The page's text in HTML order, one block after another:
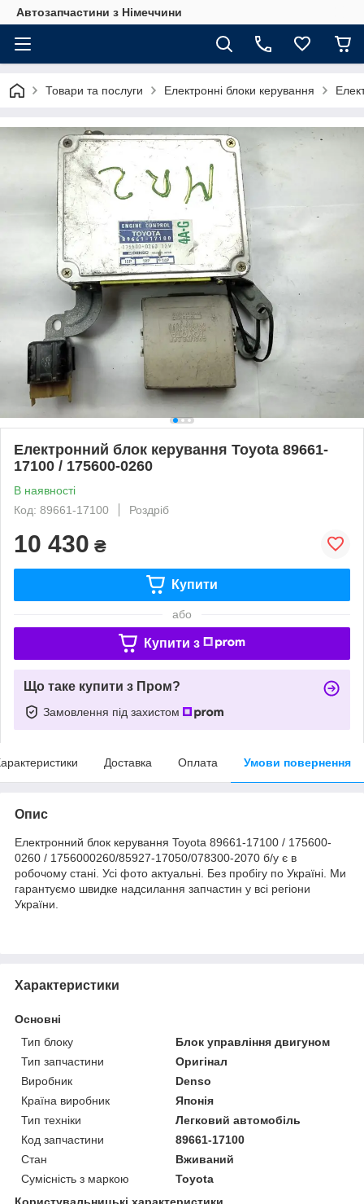
Автозапчастини з Німеччини
Товари та послуги Електронні блоки керування
Електронний блок керування Toyota 89661-
17100 / 175600-0260
В наявності
Код: 89661-17100
Роздріб
10 430 ₴
Купити
або
Купити з
Що таке купити з Пром?
Замовлення під захистом
Доставка Оплата Умови повернення
Опис
Електронний блок керування Toyota 89661-17100 / 175600-
0260 / 1756000260/85927-17050/078300-2070 б/у є в
робочому стані. Усі фото актуальні. Без пробігу по Україні. Ми
гарантуємо швидке надсилання запчастин у всі регіони
України.
Характеристики
Основні
Тип блоку
Блок управління двигуном
Тип запчастини
Оригінал
Виробник
Denso
Країна виробник
Японія
Тип техніки
Легковий автомобіль
Код запчастини
89661-17100
Стан
Вживаний
Сумісність з маркою
Toyota
Користувальницькі характеристики